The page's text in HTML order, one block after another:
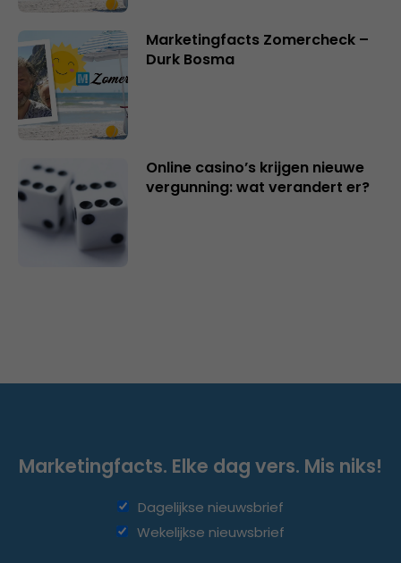
Marketingfacts Zomercheck –
Durk Bosma
Online casino’s krijgen nieuwe
vergunning: wat verandert er?
Marketingfacts. Elke dag vers. Mis niks!
Dagelijkse nieuwsbrief
Wekelijkse nieuwsbrief